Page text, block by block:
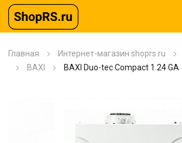
Главная Интернет-магазин shoprs.ru
BAXI
BAXI Duo-tec Compact 1.24 GA